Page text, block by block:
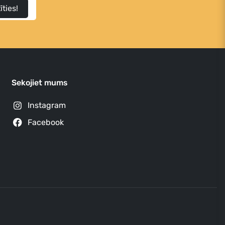
Sekojiet mums
Instagram
Facebook